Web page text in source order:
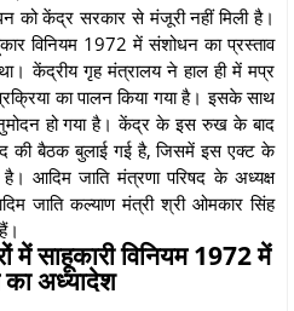
को केंद्र सरकार से मंजूरी नहीं मिली है।
विनियम 1972 में संशोधन का प्रस्ताव
केंद्रीय गृह मंत्रालय ने हाल ही में मप्र
का पालन किया गया है। इसके साथ
हो गया है। केंद्र के इस रुख के बाद
की बैठक बुलाई गई है, जिसमें इस एक्ट के
आदिम जाति मंत्रणा परिषद के अध्यक्ष
जाति कल्याण मंत्री श्री ओमकार सिंह
में साहूकारी विनियम 1972 में
अध्यादेश